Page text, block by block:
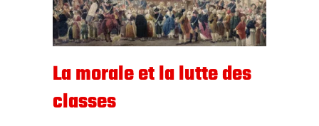
La morale et la lutte des
classes